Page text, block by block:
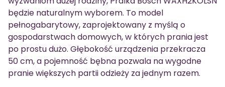
będzie naturalnym wyborem. To model
pełnogabarytowy, zaprojektowany z myślą o
gospodarstwach domowych, w których prania jest
po prostu dużo. Głębokość urządzenia przekracza
50 cm, a pojemność bębna pozwala na wygodne
pranie większych partii odzieży za jednym razem.